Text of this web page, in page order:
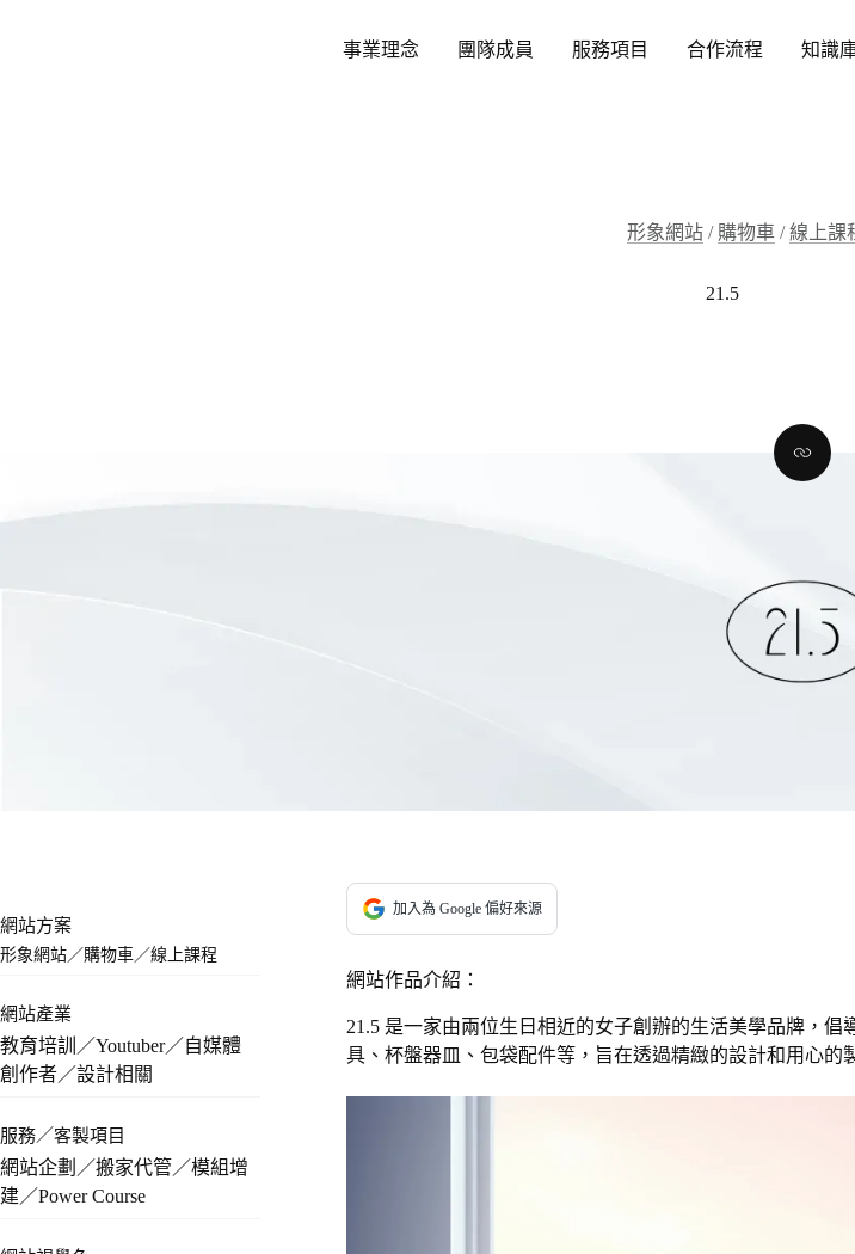
事業理念 團隊成員 服務項目 合作流程 知識
形象網站/ 購物車/線上課
21.5
加入為 Google 偏好來源
網站作品介紹：
21.5 是一家由兩位生日相近的女子創辦的生活美學品牌，
具、杯盤器皿、包袋配件等，旨在透過精緻的設計和用心的
網站方案
形象網站／購物車／線上課程
網站產業
教育培訓／Youtuber／自媒體
創作者／設計相關
服務／客製項目
網站企劃／搬家代管／模組增
建／Power Course